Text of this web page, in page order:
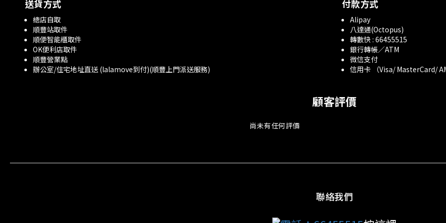
送貨方式
總店自取
順豐站取件
順便智能櫃取件
OK便利店取件
順豐營業點
辦公室/住宅地址直送 (lalamove到付)(順豐上門派送服務)
付款方式
Alipay
八達通(Octopus)
轉數快 : 66455515
銀行轉帳／ATM
微信支付
信用卡 （Visa/ MasterCard/
顧客評價
尚未有任何評價
聯絡我們